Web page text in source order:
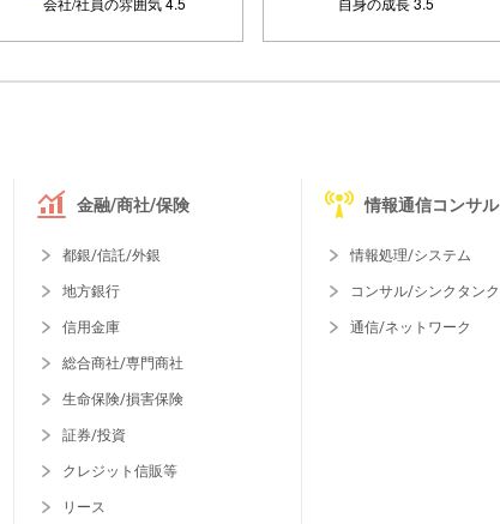
金融/商社/保険
都銀/信託/外銀
地方銀行
信用金庫
総合商社/専門商社
生命保険/損害保険
証券/投資
クレジット信販等
リース
情報通信コンサル
情報処理/システム
コンサル/シンクタンク
通信/ネットワーク